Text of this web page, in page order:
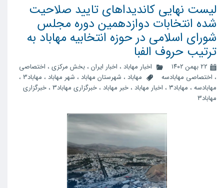
لیست نهایی کاندیداهای تایید صلاحیت
شده انتخابات دوازدهمین دوره مجلس
شورای اسلامی در حوزه انتخابیه مهاباد به
ترتیب حروف الفبا
۲۲ بهمن ۱۴۰۲ اخبار مهاباد ، اخبار ایران ، بخش مرکزی ، اختصاصی
، اختصاصی مهابادسه مهاباد ، شهرستان مهاباد ، شهر مهاباد ، مهاباد3
،
مهابادسه ، مهاباد۳ ، اخبار مهاباد ، خبر مهاباد ، خبرگزاری مهاباد3 ، خبرگزاری
مهاباد۳